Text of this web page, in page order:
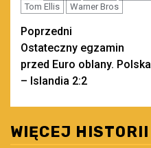
Tom Ellis
Warner Bros
Zobacz
wpisy
Poprzedni
Ostateczny egzamin
przed Euro oblany. Polska
– Islandia 2:2
WIĘCEJ HISTORII